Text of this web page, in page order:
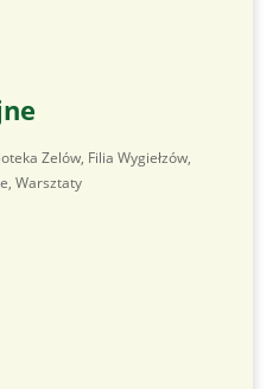
Zelów, Filia Wygiełzów,
, Warsztaty